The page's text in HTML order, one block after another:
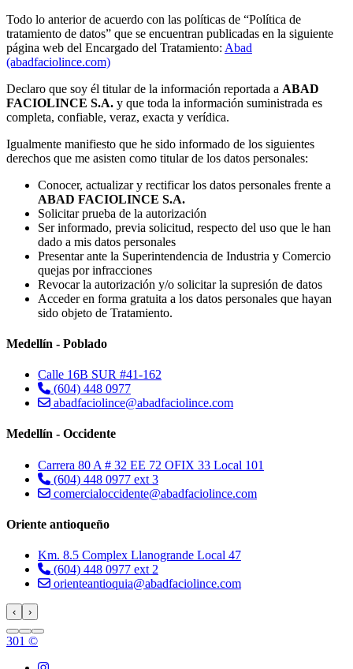
Todo lo anterior de acuerdo con las políticas de “Política de
tratamiento de datos” que se encuentran publicadas en la siguiente
página web del Encargado del Tratamiento: Abad
(abadfaciolince.com)
Declaro que soy él titular de la información reportada a ABAD
FACIOLINCE S.A. y que toda la información suministrada es
completa, confiable, veraz, exacta y verídica.
Igualmente manifiesto que he sido informado de los siguientes
derechos que me asisten como titular de los datos personales:
Conocer, actualizar y rectificar los datos personales frente a
ABAD FACIOLINCE S.A.
Solicitar prueba de la autorización
Ser informado, previa solicitud, respecto del uso que le han
dado a mis datos personales
Presentar ante la Superintendencia de Industria y Comercio
quejas por infracciones
Revocar la autorización y/o solicitar la supresión de datos
Acceder en forma gratuita a los datos personales que hayan
sido objeto de Tratamiento.
Medellín - Poblado
Calle 16B SUR #41-162
(604) 448 0977
abadfaciolince@abadfaciolince.com
Medellín - Occidente
Carrera 80 A # 32 EE 72 OFIX 33 Local 101
(604) 448 0977 ext 3
comercialoccidente@abadfaciolince.com
Oriente antioqueño
Km. 8.5 Complex Llanogrande Local 47
(604) 448 0977 ext 2
orienteantioquia@abadfaciolince.com
‹ ›
301 ©